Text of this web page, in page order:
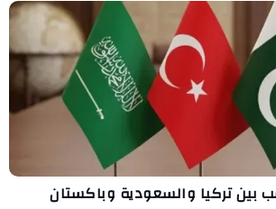
بين تركيا والسعودية وباكستان